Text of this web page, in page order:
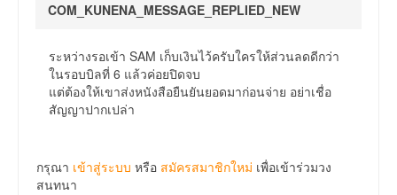
COM_KUNENA_MESSAGE_REPLIED_NEW
ระหว่างรอเข้า SAM เก็บเงินไว้ครับใครให้ส่วนลดดีกว่า
ในรอบบิลที่ 6 แล้วค่อยปิดจบ
แต่ต้องให้เขาส่งหนังสือยืนยันยอดมาก่อนจ่าย อย่าเชื่อ
สัญญาปากเปล่า
กรุณา เข้าสู่ระบบ หรือ สมัครสมาชิกใหม่ เพื่อเข้าร่วมวง
สนทนา